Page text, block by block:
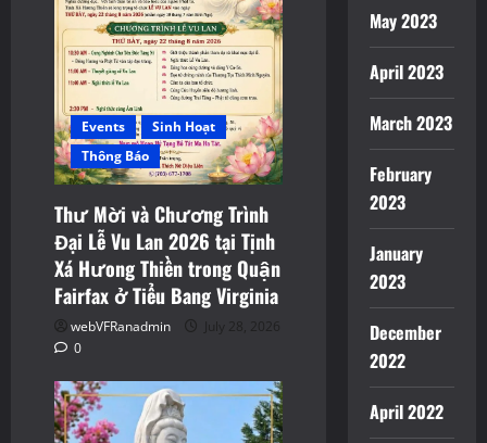
Events
Sinh Hoạt
Thông Báo
Thư Mời và Chương Trình
Đại Lễ Vu Lan 2026 tại Tịnh
Xá Hưong Thiền trong Quận
Fairfax ở Tiểu Bang Virginia
webVFRanadmin
July 28, 2026
0
May 2023
April 2023
March 2023
February
2023
January
2023
December
2022
April 2022